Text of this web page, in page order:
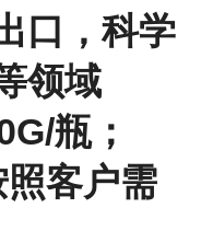
口，科学
领域
瓶；
客户需